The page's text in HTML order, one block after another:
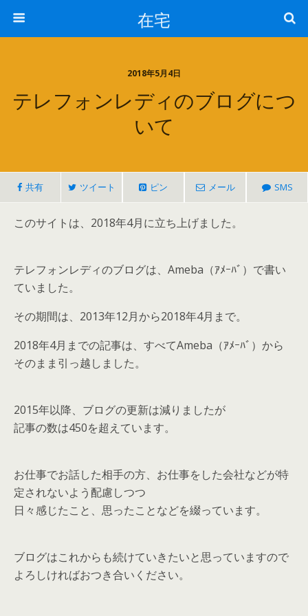
在宅
2018年5月4日
テレフォンレディのブログにつ
いて
共有 ツイート ピン メール SMS
このサイトは、2018年4月に立ち上げました。
テレフォンレディのブログは、Ameba（ｱﾒｰﾊﾞ）で書い
ていました。
その期間は、2013年12月から2018年4月まで。
2018年4月までの記事は、すべてAmeba（ｱﾒｰﾊﾞ）から
そのまま引っ越しました。
2015年以降、ブログの更新は減りましたが
記事の数は450を超えています。
お仕事でお話した相手の方、お仕事をした会社などが特
定されないよう配慮しつつ
日々感じたこと、思ったことなどを綴っています。
ブログはこれからも続けていきたいと思っていますので
よろしければおつき合いください。